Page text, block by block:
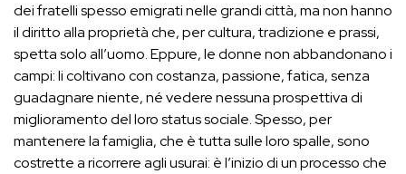
dei fratelli spesso emigrati nelle grandi città, ma non hanno
il diritto alla proprietà che, per cultura, tradizione e prassi,
spetta solo all’uomo. Eppure, le donne non abbandonano i
campi: li coltivano con costanza, passione, fatica, senza
guadagnare niente, né vedere nessuna prospettiva di
miglioramento del loro status sociale. Spesso, per
mantenere la famiglia, che è tutta sulle loro spalle, sono
costrette a ricorrere agli usurai: è l’inizio di un processo che